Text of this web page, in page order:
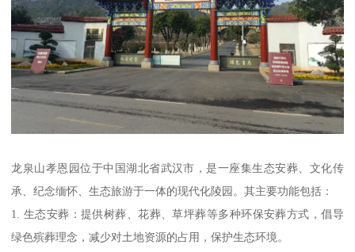
龙泉山孝恩园位于中国湖北省武汉市，是一座集生态安葬、文化传
承、纪念缅怀、生态旅游于一体的现代化陵园。其主要功能包括：
1. 生态安葬：提供树葬、花葬、草坪葬等多种环保安葬方式，倡导
绿色殡葬理念，减少对土地资源的占用，保护生态环境。